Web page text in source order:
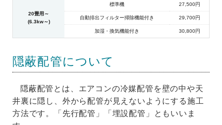
20畳用～
(6.3kw～)
標準機 27,500円
自動排出フィルター掃除機能付き 29,700円
加湿・換気機能付き 30,800円
隠蔽配管について
隠蔽配管とは、エアコンの冷媒配管を壁の中や天
井裏に隠し、外から配管が見えないようにする施工
方法です。「先行配管」「埋設配管」ともいいま